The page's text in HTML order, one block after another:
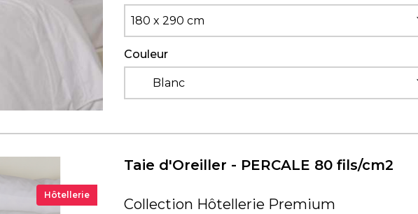
180 x 290 cm
Couleur
Blanc
Hôtellerie
Taie d'Oreiller - PERCALE 80 fils/cm2
Collection Hôtellerie Premium